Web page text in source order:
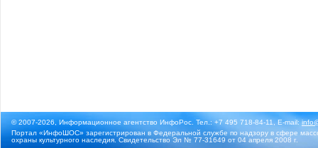
© 2007-2026, Информационное агентство ИнфоРос. Тел.: +7 495 718-84-11, E-mail:
Портал «ИнфоШОС» зарегистрирован в Федеральной службе по надзору в сфере
охраны культурного наследия. Свидетельство Эл № 77-31649 от 04 апреля 2008 г.